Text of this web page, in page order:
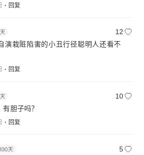
回复
12
演栽赃陷害的小丑行径聪明人还看不
回复
10
胆子吗？
回复
5